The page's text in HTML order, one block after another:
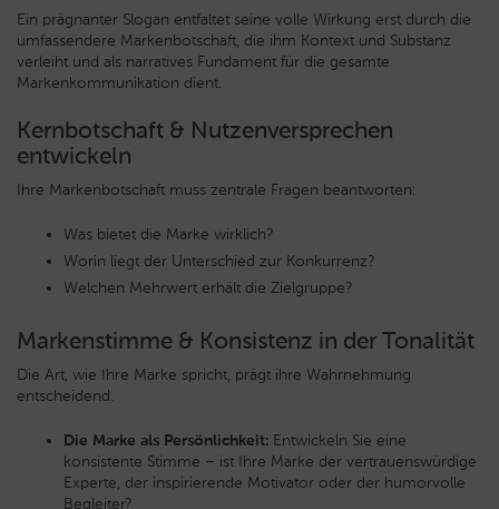
Ein prägnanter Slogan entfaltet seine volle Wirkung erst durch die
umfassendere Markenbotschaft, die ihm Kontext und Substanz
verleiht und als narratives Fundament für die gesamte
Markenkommunikation dient.
Kernbotschaft & Nutzenversprechen
entwickeln
Ihre Markenbotschaft muss zentrale Fragen beantworten:
Was bietet die Marke wirklich?
Worin liegt der Unterschied zur Konkurrenz?
Welchen Mehrwert erhält die Zielgruppe?
Markenstimme & Konsistenz in der Tonalität
Die Art, wie Ihre Marke spricht, prägt ihre Wahrnehmung
entscheidend.
Die Marke als Persönlichkeit: Entwickeln Sie eine
konsistente Stimme – ist Ihre Marke der vertrauenswürdige
Experte, der inspirierende Motivator oder der humorvolle
Begleiter?